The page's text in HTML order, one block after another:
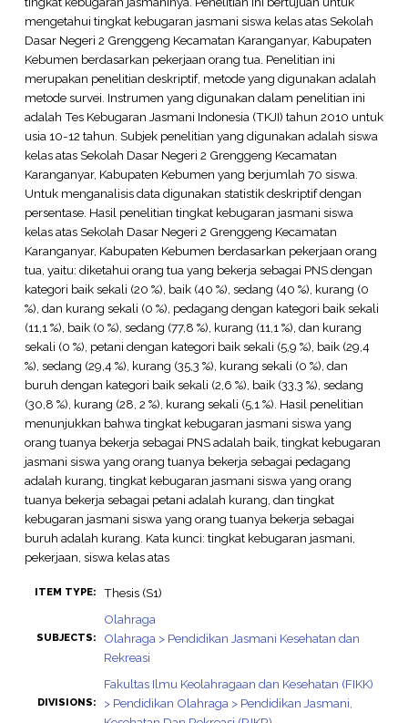
mengetahui tingkat kebugaran jasmani siswa kelas atas Sekolah
Dasar Negeri 2 Grenggeng Kecamatan Karanganyar, Kabupaten
Kebumen berdasarkan pekerjaan orang tua. Penelitian ini
merupakan penelitian deskriptif, metode yang digunakan adalah
metode survei. Instrumen yang digunakan dalam penelitian ini
adalah Tes Kebugaran Jasmani Indonesia (TKJI) tahun 2010 untuk
usia 10-12 tahun. Subjek penelitian yang digunakan adalah siswa
kelas atas Sekolah Dasar Negeri 2 Grenggeng Kecamatan
Karanganyar, Kabupaten Kebumen yang berjumlah 70 siswa.
Untuk menganalisis data digunakan statistik deskriptif dengan
persentase. Hasil penelitian tingkat kebugaran jasmani siswa
kelas atas Sekolah Dasar Negeri 2 Grenggeng Kecamatan
Karanganyar, Kabupaten Kebumen berdasarkan pekerjaan orang
tua, yaitu: diketahui orang tua yang bekerja sebagai PNS dengan
kategori baik sekali (20 %), baik (40 %), sedang (40 %), kurang (0
%), dan kurang sekali (0 %), pedagang dengan kategori baik sekali
(11,1 %), baik (0 %), sedang (77,8 %), kurang (11,1 %), dan kurang
sekali (0 %), petani dengan kategori baik sekali (5,9 %), baik (29,4
%), sedang (29,4 %), kurang (35,3 %), kurang sekali (0 %), dan
buruh dengan kategori baik sekali (2,6 %), baik (33,3 %), sedang
(30,8 %), kurang (28, 2 %), kurang sekali (5,1 %). Hasil penelitian
menunjukkan bahwa tingkat kebugaran jasmani siswa yang
orang tuanya bekerja sebagai PNS adalah baik, tingkat kebugaran
jasmani siswa yang orang tuanya bekerja sebagai pedagang
adalah kurang, tingkat kebugaran jasmani siswa yang orang
tuanya bekerja sebagai petani adalah kurang, dan tingkat
kebugaran jasmani siswa yang orang tuanya bekerja sebagai
buruh adalah kurang. Kata kunci: tingkat kebugaran jasmani,
pekerjaan, siswa kelas atas
ITEM TYPE: Thesis (S1)
SUBJECTS:
Olahraga
Olahraga > Pendidikan Jasmani Kesehatan dan
Rekreasi
DIVISIONS:
Fakultas Ilmu Keolahragaan dan Kesehatan (FIKK)
> Pendidikan Olahraga > Pendidikan Jasmani,